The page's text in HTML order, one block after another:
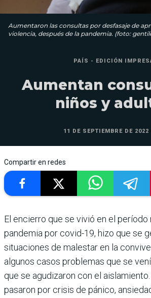
Aumentaron las consultas por desfasaje de
violencia, después de la pandemia. (foto:
PAÍS - EDICIÓN
Aumentan
niños y
11 DE SEPTIEMBRE DE 2022
Compartir en redes
El encierro que se vivió en el período
pandemia por covid-19, hizo que se
situaciones de malestar en la
algunos casos problemas que se
que se agudizaron con el
pasaron por crisis de pánico,